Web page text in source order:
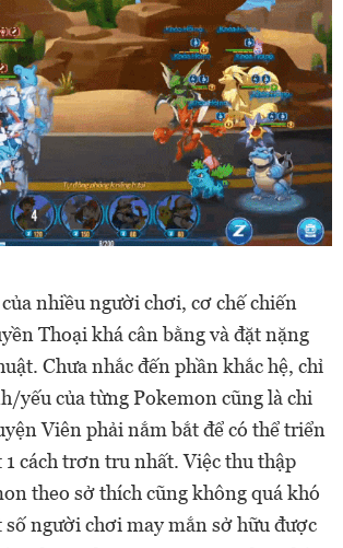
nhiều người chơi, cơ chế chiến
Thoại khá cân bằng và đặt nặng
Chưa nhắc đến phần khắc hệ, chỉ
yếu của từng Pokemon cũng là chi
Viên phải nắm bắt để có thể triển
cách trơn tru nhất. Việc thu thập
theo sở thích cũng không quá khó
số người chơi may mắn sở hữu được